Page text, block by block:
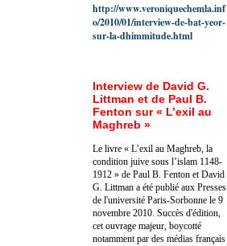
http://www.veroniquechemla.inf
o/2010/01/interview-de-bat-yeor-
sur-la-dhimmitude.html
Interview de David G.
Littman et de Paul B.
Fenton sur « L’exil au
Maghreb »
Le livre « L’exil au Maghreb, la
condition juive sous l’islam 1148-
1912 » de Paul B. Fenton et David
G. Littman a été publié aux Presses
de l'université Paris-Sorbonne le 9
novembre 2010. Succès d'édition,
cet ouvrage majeur, boycotté
notamment par des médias français